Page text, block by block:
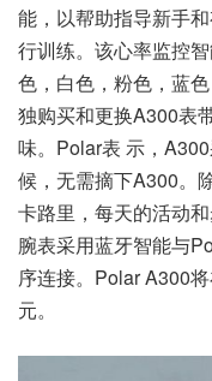
能，以帮助指导新手
行训练。该心率监控
色，白色，粉色，蓝
独购买和更换A300表
味。Polar表 示，
候，无需摘下A300。
卡路里，每天的活动
腕表采用蓝牙智能与
序连接。Polar A300
元。